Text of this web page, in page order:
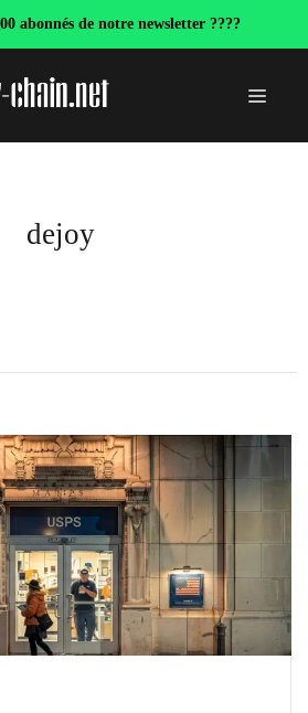
abonnés de notre newsletter ????
Menu
dejoy